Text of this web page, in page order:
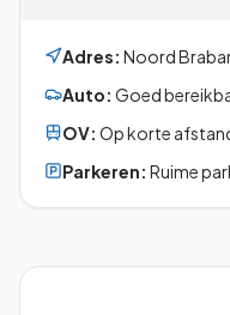
Adres: Noord
Auto: Goed
OV: Op korte
Parkeren: Ruime